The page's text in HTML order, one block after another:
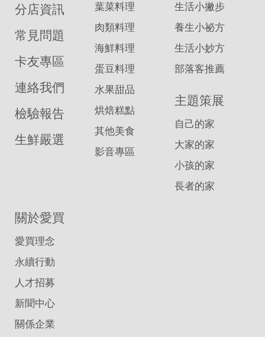
分店資訊
常見問題
卡友專區
連絡我們
檢驗報告
生鮮嚴選
葉菜料理
肉類料理
海鮮料理
蛋豆料理
水果甜品
烘焙糕點
其他美食
影音專區
生活小撇步
養生小祕方
生活小妙方
部落客推薦
主題策展
自己的家
大家的家
小孩的家
長者的家
關於愛買
愛買理念
永續行動
人才招募
新聞中心
關係企業